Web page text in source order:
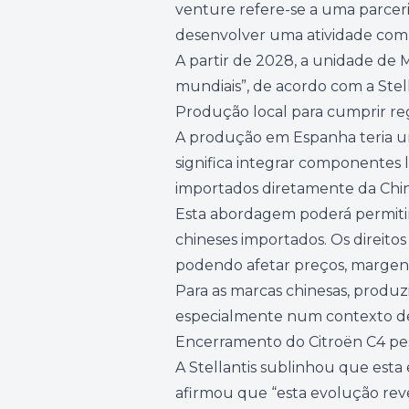
venture refere-se a uma
desenvolver uma atividade
A partir de 2028, a unidade de
mundiais”, de acordo com a
Produção local para cumprir
A produção em Espanha teria
significa integrar
importados diretamente da
Esta abordagem poderá
chineses importados. Os
podendo afetar preços,
Para as marcas chinesas,
especialmente num contexto
Encerramento do Citroën C4
A Stellantis sublinhou que
afirmou que “esta evolução